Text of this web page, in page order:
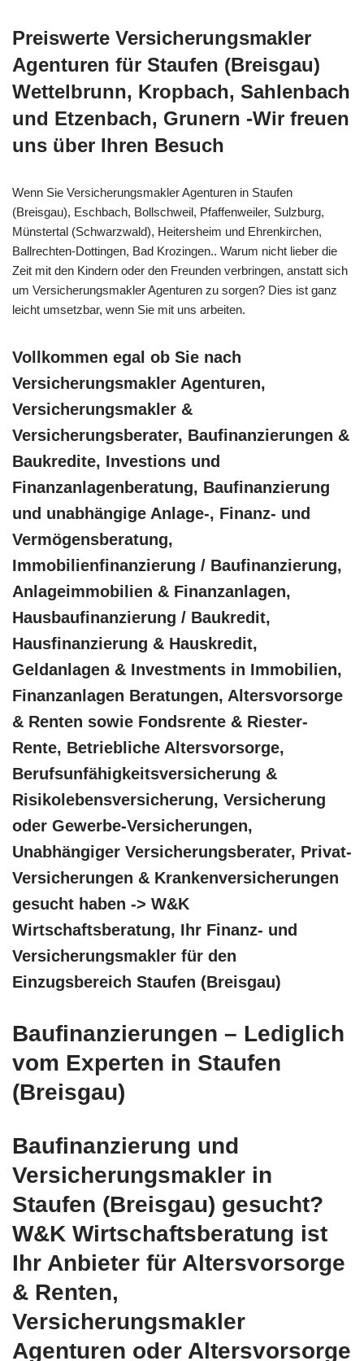
Preiswerte Versicherungsmakler
Agenturen für Staufen (Breisgau)
Wettelbrunn, Kropbach, Sahlenbach
und Etzenbach, Grunern -Wir freuen
uns über Ihren Besuch
Wenn Sie Versicherungsmakler Agenturen in Staufen
(Breisgau), Eschbach, Bollschweil, Pfaffenweiler, Sulzburg,
Münstertal (Schwarzwald), Heitersheim und Ehrenkirchen,
Ballrechten-Dottingen, Bad Krozingen.. Warum nicht lieber die
Zeit mit den Kindern oder den Freunden verbringen, anstatt sich
um Versicherungsmakler Agenturen zu sorgen? Dies ist ganz
leicht umsetzbar, wenn Sie mit uns arbeiten.
Vollkommen egal ob Sie nach
Versicherungsmakler Agenturen,
Versicherungsmakler &
Versicherungsberater, Baufinanzierungen &
Baukredite, Investions und
Finanzanlagenberatung, Baufinanzierung
und unabhängige Anlage-, Finanz- und
Vermögensberatung,
Immobilienfinanzierung / Baufinanzierung,
Anlageimmobilien & Finanzanlagen,
Hausbaufinanzierung / Baukredit,
Hausfinanzierung & Hauskredit,
Geldanlagen & Investments in Immobilien,
Finanzanlagen Beratungen, Altersvorsorge
& Renten sowie Fondsrente & Riester-
Rente, Betriebliche Altersvorsorge,
Berufsunfähigkeitsversicherung &
Risikolebensversicherung, Versicherung
oder Gewerbe-Versicherungen,
Unabhängiger Versicherungsberater, Privat-
Versicherungen & Krankenversicherungen
gesucht haben -> W&K
Wirtschaftsberatung, Ihr Finanz- und
Versicherungsmakler für den
Einzugsbereich Staufen (Breisgau)
Baufinanzierungen – Lediglich
vom Experten in Staufen
(Breisgau)
Baufinanzierung und
Versicherungsmakler in
Staufen (Breisgau) gesucht?
W&K Wirtschaftsberatung ist
Ihr Anbieter für Altersvorsorge
& Renten,
Versicherungsmakler
Agenturen oder Altersvorsorge